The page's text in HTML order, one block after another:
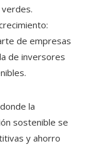
de empresas
de inversores
la
sostenible se
y ahorro